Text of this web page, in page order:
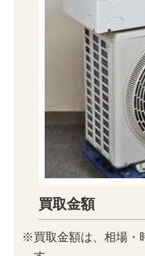
買取金額
※買取金額は、相場・